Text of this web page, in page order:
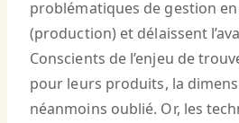
problématiques de gestion
(production) et délaissent
Conscients de l’enjeu de
pour leurs produits, la
néanmoins oublié. Or, les